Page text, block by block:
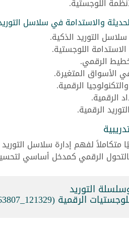
والاستدامة في سلاسل
التوريد الذكية.
اللوجستية.
الرقمي.
الأسواق المتغيرة.
الرقمية.
الرقمية.
الرقمية.
متكاملاً لفهم إدارة سلاسل
بالتحول الرقمي كمدخل أساسي
التوريد
الرقمية (121329_163807)